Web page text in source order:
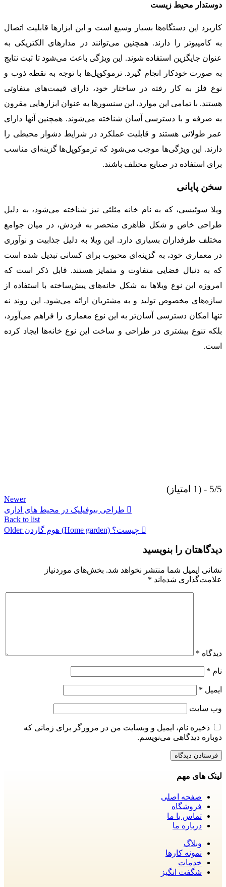
دوستدار محیط زیست
کاربرد این دستگاه‌ها بسیار وسیع است و این ابزارها قابلیت اتصال
به کامپیوتر را دارند. همچنین می‌توانند در مدارهای الکتریکی به
عنوان جایگزین استفاده شوند. این ویژگی باعث می‌شود تا ثبت نتایج
به صورت خودکار انجام گیرد. ترموکوپل‌ها با توجه به نقطه ذوب و
نوع فلز به کار رفته در ساختار خود، دارای قیمت‌های متفاوتی
هستند. با تمامی این موارد، این سنسورها به عنوان ابزارهایی مقرون
به صرفه و با دسترسی آسان شناخته می‌شوند. همچنین آنها دارای
عمر طولانی هستند و قابلیت عملکرد در شرایط دشوار محیطی را
دارند. این ویژگی‌ها موجب می‌شود که ترموکوپل‌ها گزینه‌ای مناسب
برای استفاده در صنایع مختلف باشند.
سخن پایانی
ویلا سوئیسی، که به نام خانه مثلثی نیز شناخته می‌شود، به دلیل
طراحی خاص و شکل ظاهری منحصر به فردش، در میان جوامع
مختلف طرفداران بسیاری دارد. این ویلا به دلیل جذابیت و نوآوری
در معماری خود، به گزینه‌ای محبوب برای کسانی تبدیل شده است
که به دنبال فضایی متفاوت و متمایز هستند. قابل ذکر است که
امروزه این نوع ویلاها به شکل خانه‌های پیش‌ساخته با استفاده از
سازه‌های مخصوص تولید و به مشتریان ارائه می‌شود. این روند نه
تنها امکان دسترسی آسان‌تر به این نوع معماری را فراهم می‌آورد،
بلکه تنوع بیشتری در طراحی و ساخت این نوع خانه‌ها ایجاد کرده
است.
5/5 - (1 امتیاز)
Newer
طراحی بیوفیلیک در محیط‌ های اداری
Back to list
Older
هوم گاردن (Home garden) چیست؟
دیدگاهتان را بنویسید
نشانی ایمیل شما منتشر نخواهد شد. بخش‌های موردنیاز
علامت‌گذاری شده‌اند *
دیدگاه *
نام *
ایمیل *
وب‌ سایت
ذخیره نام، ایمیل و وبسایت من در مرورگر برای زمانی که
دوباره دیدگاهی می‌نویسم.
لینک های مهم
صفحه اصلی
فروشگاه
تماس با ما
درباره ما
وبلاگ
نمونه کارها
خدمات
شگفت انگیز